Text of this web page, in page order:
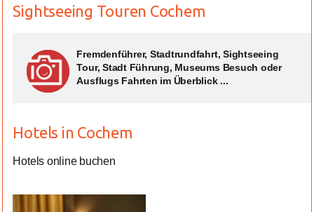
Sightseeing Touren Cochem
Fremdenführer, Stadtrundfahrt, Sightseeing
Tour, Stadt Führung, Museums Besuch oder
Ausflugs Fahrten im Überblick ...
Hotels in Cochem
Hotels online buchen